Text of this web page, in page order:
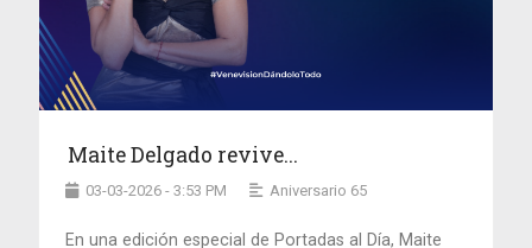
Maite Delgado revive...
03-03-2026 - 3:53 PM Aniversario 65
En una edición especial de Portadas al Día, Maite